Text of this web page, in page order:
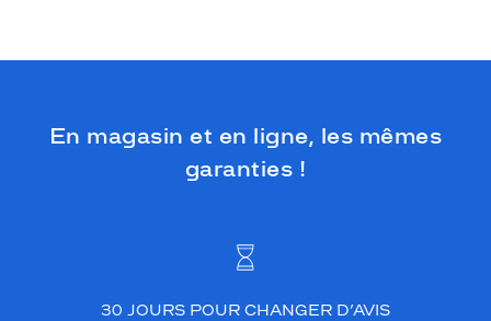
En magasin et en ligne, les mêmes
garanties !
30 JOURS POUR CHANGER D’AVIS